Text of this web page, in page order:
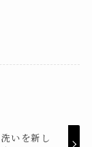
いを新し